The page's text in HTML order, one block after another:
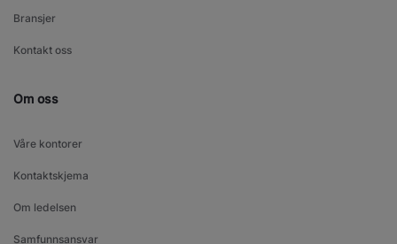
Bransjer
Kontakt oss
Om oss
Våre kontorer
Kontaktskjema
Om ledelsen
Samfunnsansvar